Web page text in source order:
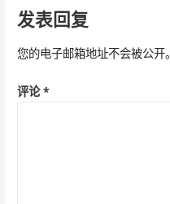
导
航
发表回复
您的电子邮箱地址不会被公开。
评论*